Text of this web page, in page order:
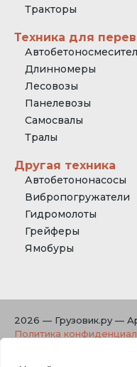
Тракторы
Техника для
Длинномеры
Лесовозы
Панелевозы
Самосвалы
Тралы
Другая техника
Автобетононасосы
Вибропогружатели
Гидромолоты
Грейферы
Ямобуры
2026 — Грузовик.ру —
Политика